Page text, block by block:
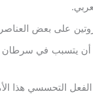
على بعض
يتسبب في سرطان
التحسسي هذا